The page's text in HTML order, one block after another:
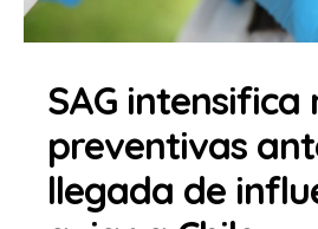
SAG intensifica
preventivas
llegada de